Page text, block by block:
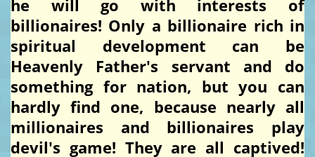
he will go with interests of
billionaires! Only a billionaire rich in
spiritual development can be
Heavenly Father's servant and do
something for nation, but you can
hardly find one, because nearly all
millionaires and billionaires play
devil's game! They are all captived!